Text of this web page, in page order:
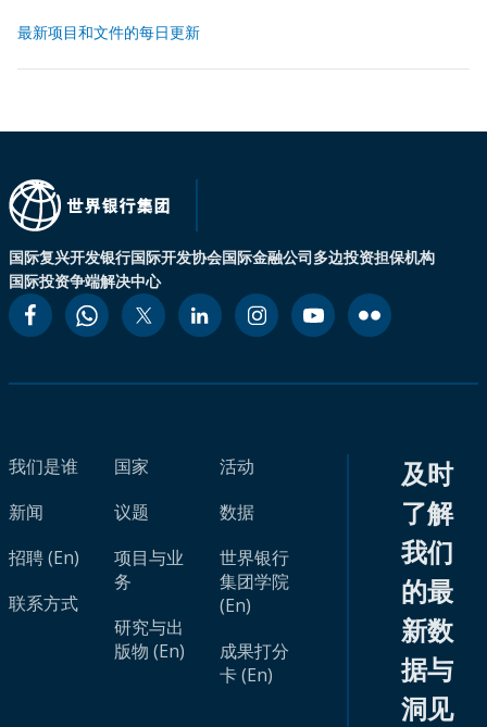
最新项目和文件的每日更新
国际复兴开发银行国际开发协会国际金融公司多边投资担保机构
国际投资争端解决中心
我们是谁
新闻
招聘 (En)
联系方式
国家
议题
项目与业
务
研究与出
版物 (En)
活动
数据
世界银行
集团学院
(En)
成果打分
卡 (En)
及时
了解
我们
的最
新数
据与
洞见